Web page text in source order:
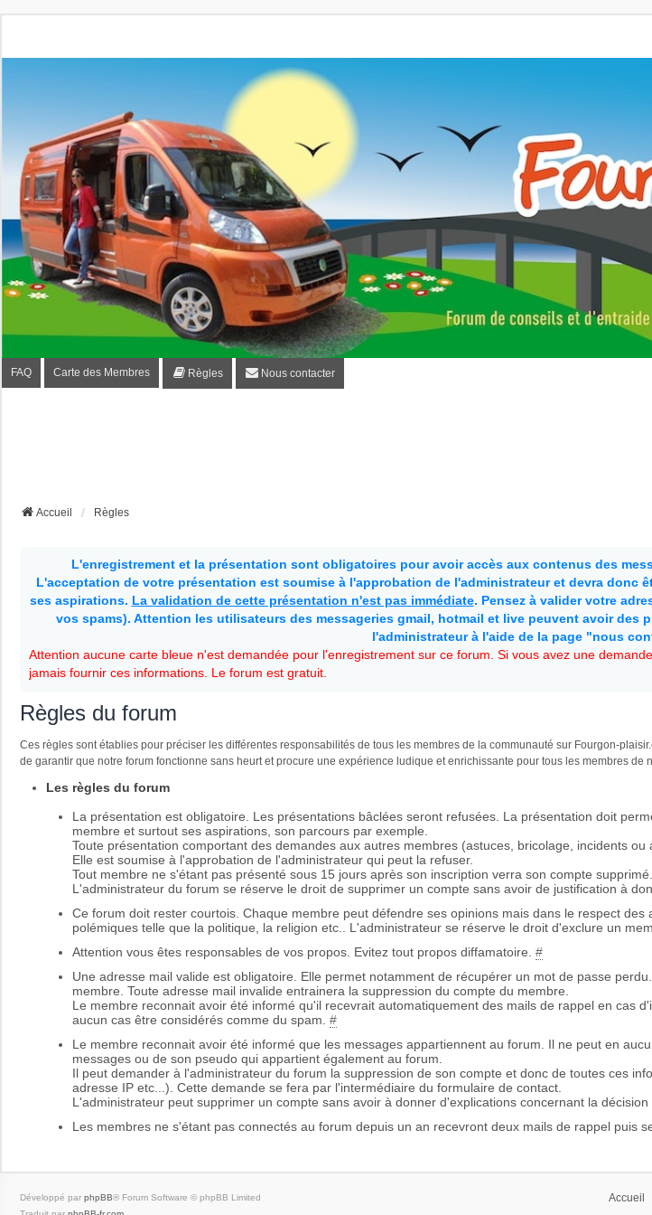
Fourgon-plaisir.com
Forum de conseils et d'entraide des utilisateurs de fourgons, fourgons aménagés, vans et de
FAQ Carte des Membres Règles Nous contacter
Accueil Règles
L'enregistrement et la présentation sont obligatoires pour avoir accès aux contenus des
L'acceptation de votre présentation est soumise à l'approbation de l'administrateur et devra donc
ses aspirations. La validation de cette présentation n'est pas immédiate. Pensez à valider votre
vos spams). Attention les utilisateurs des messageries gmail, hotmail et live peuvent avoir des
l'administrateur à l'aide de la page "nous
Attention aucune carte bleue n'est demandée pour l'enregistrement sur ce forum. Si vous avez une
jamais fournir ces informations. Le forum est gratuit.
Règles du forum
Ces règles sont établies pour préciser les différentes responsabilités de tous les membres de la communauté sur Fourgon-
de garantir que notre forum fonctionne sans heurt et procure une expérience ludique et enrichissante pour tous les membres de
Les règles du forum
La présentation est obligatoire. Les présentations bâclées seront refusées. La présentation doit
membre et surtout ses aspirations, son parcours par exemple.
Toute présentation comportant des demandes aux autres membres (astuces, bricolage, incidents
Elle est soumise à l'approbation de l'administrateur qui peut la refuser.
Tout membre ne s'étant pas présenté sous 15 jours après son inscription verra son compte supprimé.
L'administrateur du forum se réserve le droit de supprimer un compte sans avoir de justification à
Ce forum doit rester courtois. Chaque membre peut défendre ses opinions mais dans le respect des
polémiques telle que la politique, la religion etc.. L'administrateur se réserve le droit d'exclure un
Attention vous êtes responsables de vos propos. Evitez tout propos diffamatoire. #
Une adresse mail valide est obligatoire. Elle permet notamment de récupérer un mot de passe
membre. Toute adresse mail invalide entrainera la suppression du compte du membre.
Le membre reconnait avoir été informé qu'il recevrait automatiquement des mails de rappel en cas
aucun cas être considérés comme du spam. #
Le membre reconnait avoir été informé que les messages appartiennent au forum. Il ne peut en
messages ou de son pseudo qui appartient également au forum.
Il peut demander à l'administrateur du forum la suppression de son compte et donc de toutes ces
adresse IP etc...). Cette demande se fera par l'intermédiaire du formulaire de contact.
L'administrateur peut supprimer un compte sans avoir à donner d'explications concernant la
Les membres ne s'étant pas connectés au forum depuis un an recevront deux mails de rappel puis
Accueil
Développé par phpBB® Forum Software © phpBB Limited